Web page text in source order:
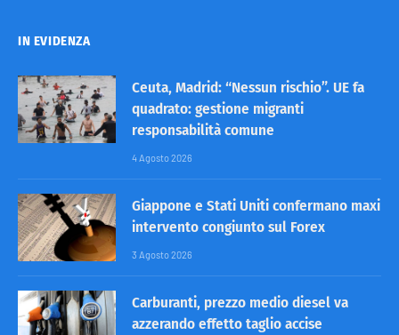
IN EVIDENZA
Ceuta, Madrid: “Nessun rischio”. UE fa
quadrato: gestione migranti
responsabilità comune
4 Agosto 2026
Giappone e Stati Uniti confermano maxi
intervento congiunto sul Forex
3 Agosto 2026
Carburanti, prezzo medio diesel va
azzerando effetto taglio accise